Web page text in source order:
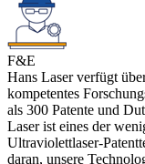
F&E
Hans Laser verfügt
kompetentes
als 300 Patente und
Laser ist eines der
Ultraviolettlaser-
daran, unsere